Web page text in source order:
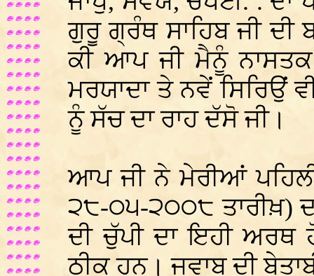
ਗੁਰੂ ਗ੍ਰੰਥ ਸਾਹਿਬ ਜੀ ਦੀ
ਕੀ ਆਪ ਜੀ ਮੈਨੂੰ
ਮਰਯਾਦਾ ਤੇ ਨਵੇਂ ਸਿਰਿਉਂ
ਨੂੰ ਸੱਚ ਦਾ ਰਾਹ ਦੱਸੋ ਜੀ।
ਆਪ ਜੀ ਨੇ ਮੇਰੀਆਂ
੨੮-੦੫-੨੦੦੮ ਤਾਰੀਖ਼)
ਦੀ ਚੁੱਪੀ ਦਾ ਇਹੀ ਅਰਥ
ਠੀਕ ਹਨ। ਜਵਾਬ ਦੀ